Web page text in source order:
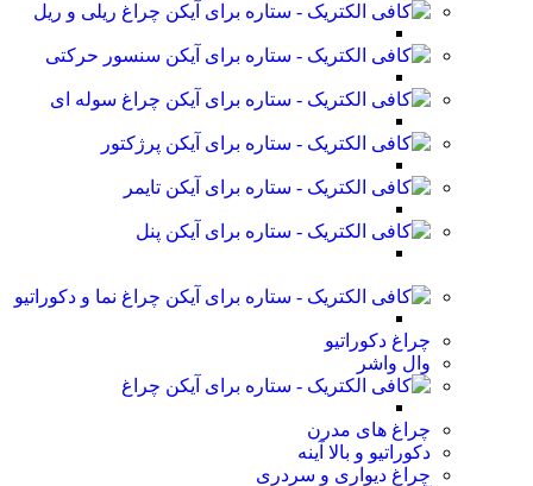
چراغ ریلی و ریل
سنسور حرکتی
چراغ سوله ای
پرژکتور
تایمر
پنل
چراغ نما و دکوراتیو
چراغ دکوراتیو
وال واشر
چراغ
چراغ های مدرن
دکوراتیو و بالا آینه
چراغ دیواری و سردری